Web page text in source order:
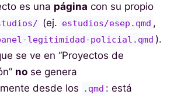
es una página con su propio
(ej. estudios/esep.qmd ,
legitimidad-policial.qmd ).
se ve en “Proyectos de
nose genera
desde los
.qmd : está